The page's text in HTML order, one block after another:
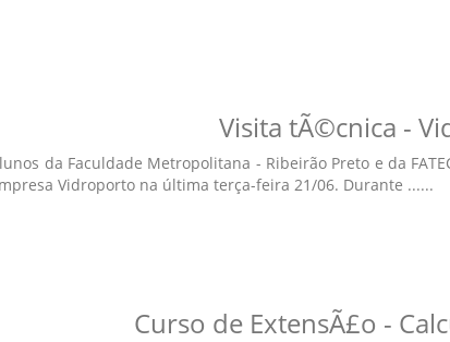
Visita tÃ©cnica -
da Faculdade Metropolitana - Ribeirão Preto e da
Vidroporto na última terça-feira 21/06. Durante ......
Curso de ExtensÃ£o -